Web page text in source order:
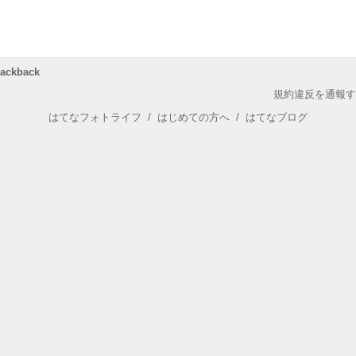
規約違反を通報
はてなフォトライフ / はじめての方へ / はてなブログ